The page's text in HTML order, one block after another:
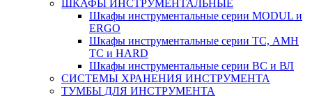
ШКАФЫ ИНСТРУМЕНТАЛЬНЫЕ
Шкафы инструментальные серии MODUL и
ERGO
Шкафы инструментальные серии ТС, АМН
ТС и HARD
Шкафы инструментальные серии ВС и ВЛ
СИСТЕМЫ ХРАНЕНИЯ ИНСТРУМЕНТА
ТУМБЫ ДЛЯ ИНСТРУМЕНТА